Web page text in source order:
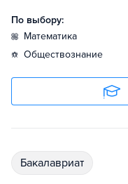
По выбору:
математика
обществознание
бакалавриат